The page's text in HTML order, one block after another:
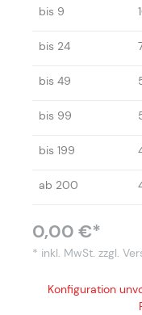
bis 9
bis 24
bis 49
bis 99
bis 199
ab 200
0,00 €*
* inkl. MwSt. zzgl.
Konfiguration